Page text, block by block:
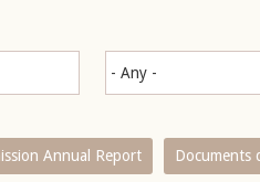
Annual Report Documents